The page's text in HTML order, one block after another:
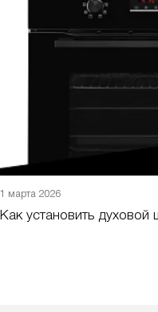
1 марта 2026
Как установить